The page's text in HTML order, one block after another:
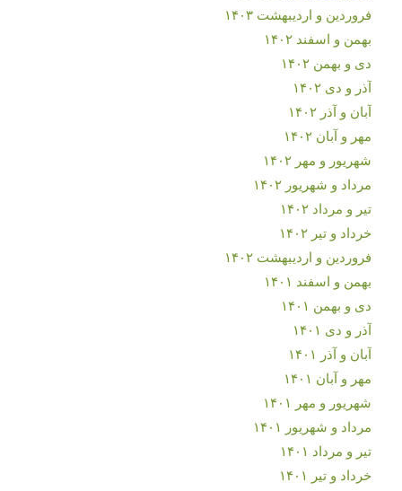
فروردین و اردیبهشت ۱۴۰۳
بهمن و اسفند ۱۴۰۲
دی و بهمن ۱۴۰۲
آذر و دی ۱۴۰۲
آبان و آذر ۱۴۰۲
مهر و آبان ۱۴۰۲
شهریور و مهر ۱۴۰۲
مرداد و شهریور ۱۴۰۲
تیر و مرداد ۱۴۰۲
خرداد و تیر ۱۴۰۲
فروردین و اردیبهشت ۱۴۰۲
بهمن و اسفند ۱۴۰۱
دی و بهمن ۱۴۰۱
آذر و دی ۱۴۰۱
آبان و آذر ۱۴۰۱
مهر و آبان ۱۴۰۱
شهریور و مهر ۱۴۰۱
مرداد و شهریور ۱۴۰۱
تیر و مرداد ۱۴۰۱
خرداد و تیر ۱۴۰۱